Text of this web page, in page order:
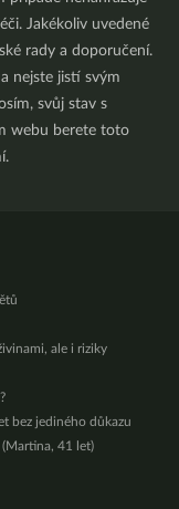
Jakékoliv uvedené
rady a doporučení.
nejste jistí svým
svůj stav s
webu berete toto
ale i riziky
bez jediného důkazu
(Martina, 41 let)